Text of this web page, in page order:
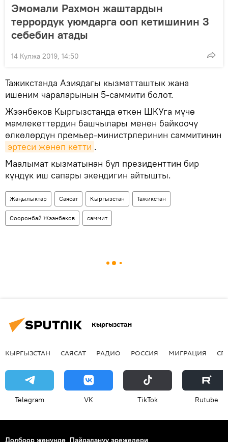
Эмомали Рахмон жаштардын
террордук уюмдарга ооп кетишинин 3
себебин атады
14 Кулжа 2019, 14:50
Тажикстанда Азиядагы кызматташтык жана
ишеним чараларынын 5-cаммити болот.
Жээнбеков Кыргызстанда өткөн ШКУга мүчө
мамлекеттердин башчылары менен байкоочу
өлкөлөрдүн премьер-министрлеринин саммитинин
эртеси жөнөп кетти .
Маалымат кызматынан бул президенттин бир
күндүк иш сапары экендигин айтышты.
Жаңылыктар Саясат Кыргызстан Тажикстан
Сооронбай Жээнбеков саммит
Кыргызстан
КЫРГЫЗСТАН САЯСАТ РАДИО РОССИЯ МИГРАЦИЯ
Telegram VK ТikТоk Rutube
Долбоор жөнүндө Пайдалануу эрежелери